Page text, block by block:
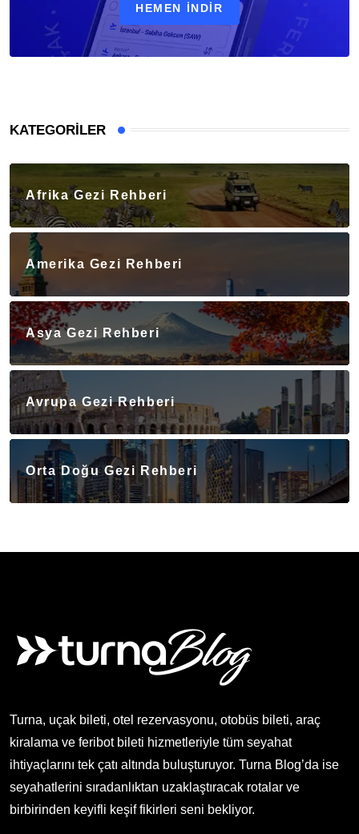
HEMEN İNDIR
KATEGORILER
Afrika Gezi Rehberi
Amerika Gezi Rehberi
Asya Gezi Rehberi
Avrupa Gezi Rehberi
Orta Doğu Gezi Rehberi
Turna, uçak bileti, otel rezervasyonu, otobüs bileti, araç
kiralama ve feribot bileti hizmetleriyle tüm seyahat
ihtiyaçlarını tek çatı altında buluşturuyor. Turna Blog’da ise
seyahatlerini sıradanlıktan uzaklaştıracak rotalar ve
birbirinden keyifli keşif fikirleri seni bekliyor.